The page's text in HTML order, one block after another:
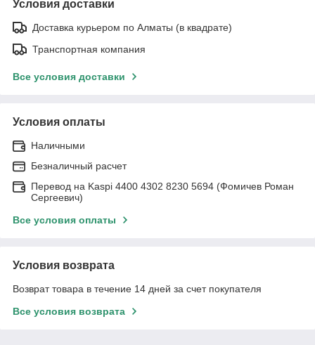
Условия доставки
Доставка курьером по Алматы (в квадрате)
Транспортная компания
Все условия доставки
Условия оплаты
Наличными
Безналичный расчет
Перевод на Kaspi 4400 4302 8230 5694 (Фомичев Роман
Сергеевич)
Все условия оплаты
Условия возврата
Возврат товара в течение 14 дней за счет покупателя
Все условия возврата